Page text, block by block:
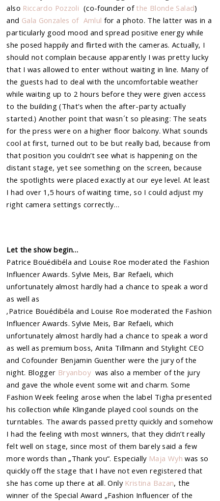
also Riccardo Pozzoli (co-founder of the Blonde Salad)
and Gala Gonzales of Amlul for a photo. The latter was in a
particularly good mood and spread positive energy while
she posed happily and flirted with the cameras. Actually, I
should not complain because apparently I was pretty lucky
that I was allowed to enter without waiting in line. Many of
the guests had to deal with the uncomfortable weather
while waiting up to 2 hours before they were given access
to the building (That’s when the after-party actually
started.) Another point that wasn´t so pleasing: The seats
for the press were on a higher floor balcony. What sounds
cool at first, turned out to be but really bad, because from
that position you couldn’t see what is happening on the
distant stage, yet see something on the screen, because
the spotlights were placed exactly at our eye level. At least
I had over 1,5 hours of waiting time, so I could adjust my
right camera settings correctly…
Let the show begin…
Patrice Bouédibéla and Louise Roe moderated the Fashion
Influencer Awards. Sylvie Meis, Bar Refaeli, which
unfortunately almost hardly had a chance to speak a word
as well as
‚Patrice Bouédibéla and Louise Roe moderated the Fashion
Influencer Awards. Sylvie Meis, Bar Refaeli, which
unfortunately almost hardly had a chance to speak a word
as well as premium boss, Anita Tillmann and Stylight CEO
and Cofounder Benjamin Guenther were the jury of the
night. Blogger Bryanboywas also a member of the jury
and gave the whole event some wit and charm. Some
Fashion Week feeling arose when the label Tigha presented
his collection while Klingande played cool sounds on the
turntables. The awards passed pretty quickly and somehow
I had the feeling with most winners, that they didn’t really
felt well on stage, since most of them barely said a few
more words than „Thank you“. Especially Maja Wyh was so
quickly off the stage that I have not even registered that
she has come up there at all. Only Kristina Bazan, the
winner of the Special Award „Fashion Influencer of the